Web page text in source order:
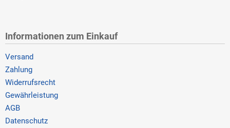
Informationen zum Einkauf
Versand
Zahlung
Widerrufsrecht
Gewährleistung
AGB
Datenschutz